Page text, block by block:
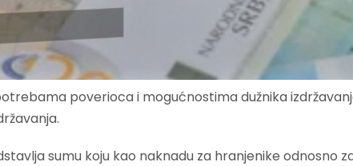
poverioca i mogućnostima dužnika
sumu koju kao naknadu za hranjenike odnosno